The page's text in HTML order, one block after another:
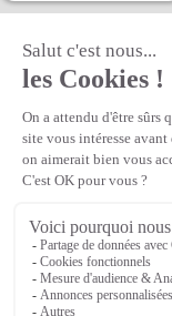
la référence en perles
perles en ligne, telles
et cristaux et strass
apprêts en Argent
Matière Première est
Première
Veuillez patienter...